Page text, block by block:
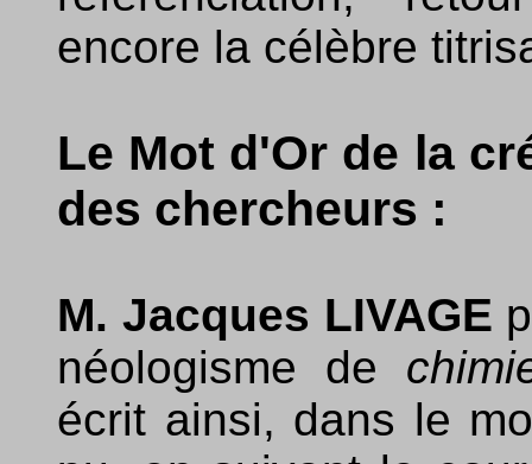
encore la célèbre
Le Mot d'Or de la
des chercheurs :
M. Jacques LIVAGE
néologisme de
écrit ainsi, dans le